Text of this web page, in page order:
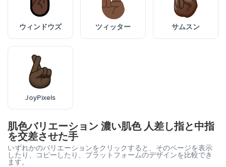
ウィンドウズ ツィッター サムスン
JoyPixels
肌色バリエーション 濃い肌色 人差し指と中指
を交差させた手
いずれかのバリエーションをクリックすると、そのページを表示
したり、コピーしたり、プラットフォームのデザインを比較でき
ます。